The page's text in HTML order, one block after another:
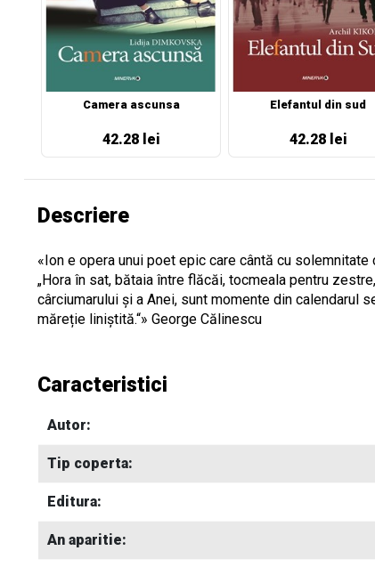
Camera ascunsa
42.28 lei
Elefantul din sud
42.28 lei
Descriere
«Ion e opera unui poet epic care cântă cu
„Hora în sat, bătaia între flăcăi, tocmeala pentru
cârciu­marului și a Anei, sunt momente din calen­darul
măreție liniștită.“» George Călinescu
Caracteristici
Autor:
Tip coperta:
Editura:
An aparitie: